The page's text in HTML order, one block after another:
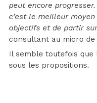
peut encore
c’est le meilleur
objectifs et de partir
consultant au micro
Il semble toutefois
sous les propositions.